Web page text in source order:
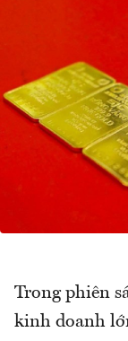
Trong phiên
kinh doanh